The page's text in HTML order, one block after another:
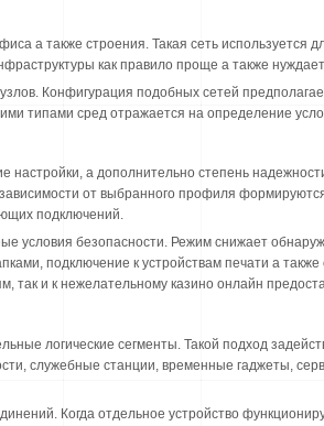
а также строения. Такая сеть используется
как правило проще а также
Конфигурация подобных сетей
типами сред отражается на определение
настройки, а дополнительно степень
от выбранного профиля
подключений.
условия безопасности. Режим снижает
подключение к устройствам печати а
так и к нежелательному казино онлайн
логические сегменты. Такой подход
служебные станции, временные гаджеты,
Когда отдельное устройство